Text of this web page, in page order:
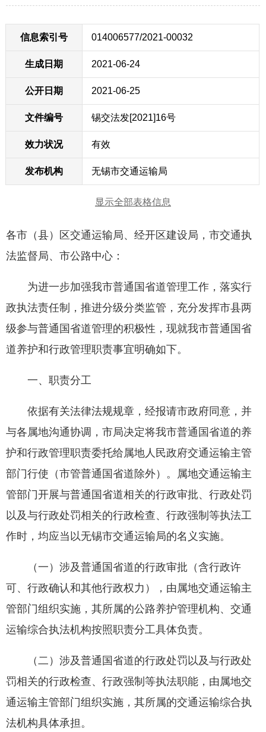
信息索引号 014006577/2021-00032
生成日期 2021-06-24
公开日期 2021-06-25
文件编号 锡交法发[2021]16号
效力状况 有效
发布机构 无锡市交通运输局
显示全部表格信息
各市（县）区交通运输局、经开区建设局，市交通执
法监督局、市公路中心：
为进一步加强我市普通国省道管理工作，落实行
政执法责任制，推进分级分类监管，充分发挥市县两
级参与普通国省道管理的积极性，现就我市普通国省
道养护和行政管理职责事宜明确如下。
一、职责分工
依据有关法律法规规章，经报请市政府同意，并
与各属地沟通协调，市局决定将我市普通国省道的养
护和行政管理职责委托给属地人民政府交通运输主管
部门行使（市管普通国省道除外）。属地交通运输主
管部门开展与普通国省道相关的行政审批、行政处罚
以及与行政处罚相关的行政检查、行政强制等执法工
作时，均应当以无锡市交通运输局的名义实施。
（一）涉及普通国省道的行政审批（含行政许
可、行政确认和其他行政权力），由属地交通运输主
管部门组织实施，其所属的公路养护管理机构、交通
运输综合执法机构按照职责分工具体负责。
（二）涉及普通国省道的行政处罚以及与行政处
罚相关的行政检查、行政强制等执法职能，由属地交
通运输主管部门组织实施，其所属的交通运输综合执
法机构具体承担。